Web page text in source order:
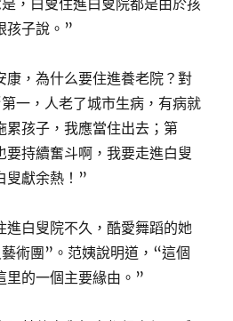
白叟住進白叟院都是由於孩
孩子說。”
，為什么要住進養老院？對
一，人老了城市生病，有病就
累孩子，我應當住出去；第
要持續奮斗啊，我要走進白叟
叟獻余熱！”
白叟院不久，酷愛舞蹈的她
術團”。范姨說明道，“這個
里的一個主要緣由。”